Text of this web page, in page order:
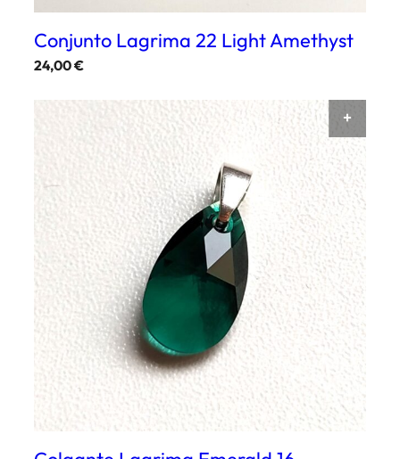
Conjunto Lagrima 22 Light Amethyst
24,00€